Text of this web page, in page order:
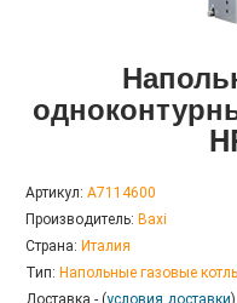
Артикул: A7114600
Производитель: Baxi
Страна: Италия
Тип: Напольные газовые